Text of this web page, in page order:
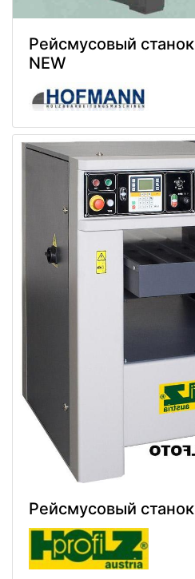
Рейсмусовый станок
NEW
Рейсмусовый станок